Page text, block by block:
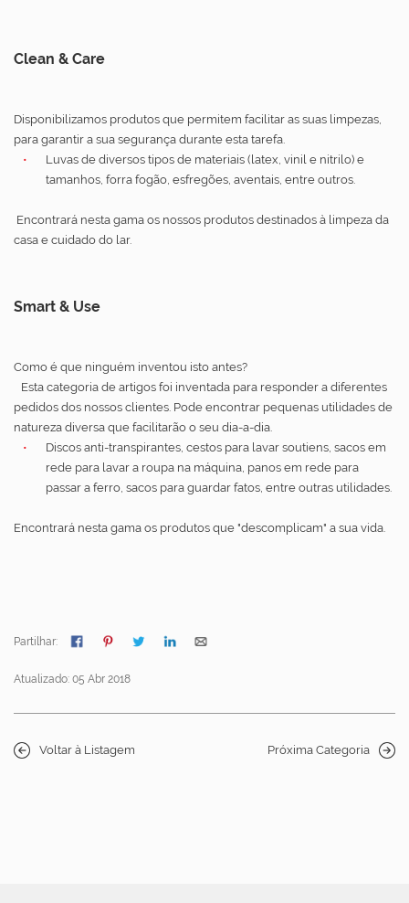
Clean & Care
Disponibilizamos produtos que permitem facilitar as suas limpezas,
para garantir a sua segurança durante esta tarefa.
Luvas de diversos tipos de materiais (latex, vinil e nitrilo) e
tamanhos, forra fogão, esfregões, aventais, entre outros.
Encontrará nesta gama os nossos produtos destinados à limpeza da
casa e cuidado do lar.
Smart & Use
Como é que ninguém inventou isto antes?
Esta categoria de artigos foi inventada para responder a diferentes
pedidos dos nossos clientes. Pode encontrar pequenas utilidades de
natureza diversa que facilitarão o seu dia-a-dia.
Discos anti-transpirantes, cestos para lavar soutiens, sacos em
rede para lavar a roupa na máquina, panos em rede para
passar a ferro, sacos para guardar fatos, entre outras utilidades.
Encontrará nesta gama os produtos que "descomplicam" a sua vida.
Partilhar:
Atualizado: 05 Abr 2018
Voltar à Listagem Próxima Categoria